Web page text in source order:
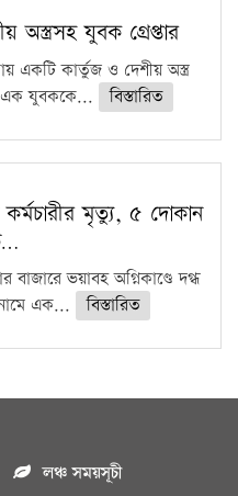
অস্ত্রসহ যুবক গ্রেপ্তার
একটি কার্তুজ ও দেশীয় অস্ত্র
এক যুবককে...
বিস্তারিত
কর্মচারীর মৃত্যু, ৫ দোকান
ভয়াবহ অগ্নিকাণ্ডে দগ্ধ
এক...
বিস্তারিত
লঞ্চ সময়সূচী